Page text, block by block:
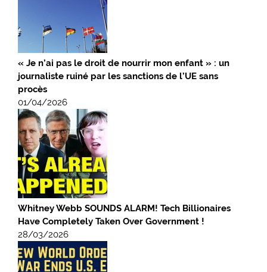
« Je n’ai pas le droit de nourrir mon enfant » : un
journaliste ruiné par les sanctions de l’UE sans
procès
01/04/2026
Whitney Webb SOUNDS ALARM! Tech Billionaires
Have Completely Taken Over Government !
28/03/2026